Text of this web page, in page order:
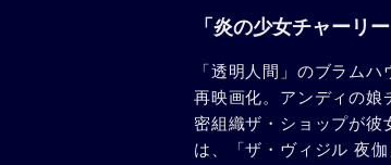
「炎の少女チャーリ
「透明人間」のブラム
再映画化。アンディの娘
密組織ザ・ショップが彼
は、「ザ・ヴィジル 夜